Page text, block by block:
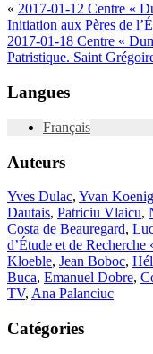
« 2017-01-12 Centre «
Initiation aux Pères de
2017-01-18 Centre «
Patristique. Saint
Langues
Français
Auteurs
Yves Dulac, Yvan Koenig
Dautais, Patriciu Vlaicu,
Costa de Beauregard,
d’Étude et de
Kloeble, Jean Boboc,
Buca, Emanuel Dobre,
TV, Ana Palanciuc
Catégories